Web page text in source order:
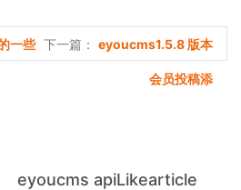
一些 下一篇： eyoucms1.5.8 版本
会员投稿添
eyoucms apiLikearticle